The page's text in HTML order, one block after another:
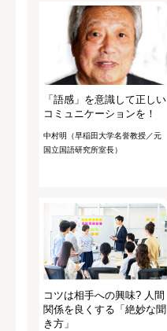
「語感」を意識して正しい
コミュニケーションを！
中村明（早稲田大学名誉教授／元
国立国語研究所室長）
コツは相手への興味? 人間
関係を良くする「絶妙な聞
き方」